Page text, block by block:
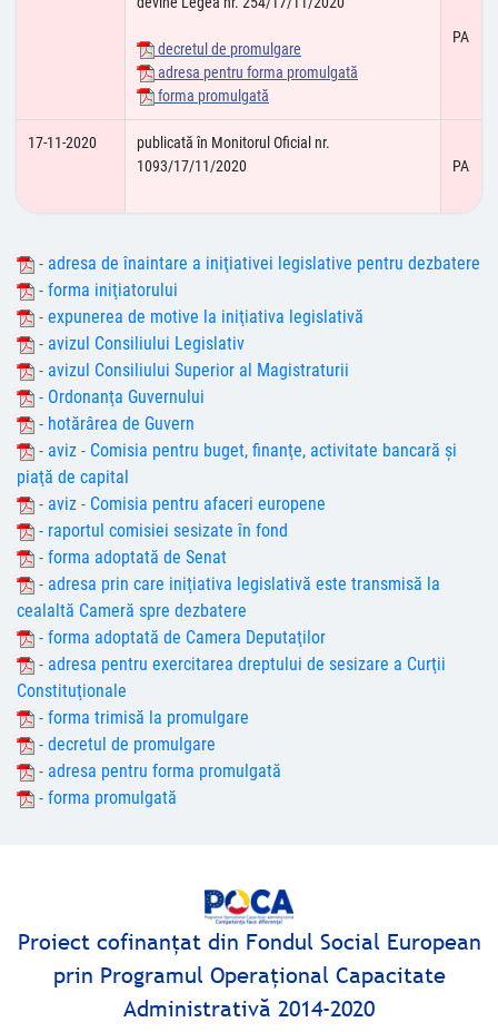
decretul de promulgare
adresa pentru forma promulgată
forma promulgată
PA
17-11-2020
publicată în Monitorul Oficial nr.
1093/17/11/2020
PA
- adresa de înaintare a iniţiativei legislative pentru dezbatere
- forma iniţiatorului
- expunerea de motive la iniţiativa legislativă
- avizul Consiliului Legislativ
- avizul Consiliului Superior al Magistraturii
- Ordonanţa Guvernului
- hotărârea de Guvern
- aviz - Comisia pentru buget, finanţe, activitate bancară şi
piaţă de capital
- aviz - Comisia pentru afaceri europene
- raportul comisiei sesizate în fond
- forma adoptată de Senat
- adresa prin care iniţiativa legislativă este transmisă la
cealaltă Cameră spre dezbatere
- forma adoptată de Camera Deputaţilor
- adresa pentru exercitarea dreptului de sesizare a Curţii
Constituţionale
- forma trimisă la promulgare
- decretul de promulgare
- adresa pentru forma promulgată
- forma promulgată
Proiect cofinanţat din Fondul Social European
prin Programul Operaţional Capacitate
Administrativă 2014-2020